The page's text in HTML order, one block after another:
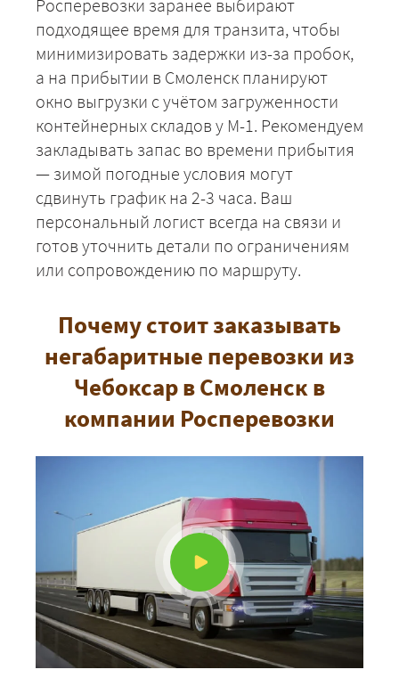
Росперевозки заранее выбирают
подходящее время для транзита, чтобы
минимизировать задержки из-за пробок,
а на прибытии в Смоленск планируют
окно выгрузки с учётом загруженности
контейнерных складов у М-1. Рекомендуем
закладывать запас во времени прибытия
— зимой погодные условия могут
сдвинуть график на 2-3 часа. Ваш
персональный логист всегда на связи и
готов уточнить детали по ограничениям
или сопровождению по маршруту.
Почему стоит заказывать
негабаритные перевозки из
Чебоксар в Смоленск в
компании Росперевозки
+7 (499) 520-05-23
ЗАКАЗАТЬ